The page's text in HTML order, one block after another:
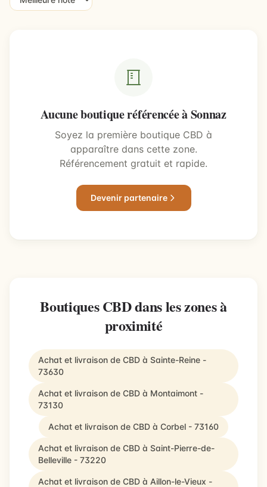
Aucune boutique référencée à Sonnaz
Soyez la première boutique CBD à
apparaître dans cette zone.
Référencement gratuit et rapide.
Devenir partenaire
Boutiques CBD dans les zones à
proximité
Achat et livraison de CBD à Sainte-Reine -
73630
Achat et livraison de CBD à Montaimont -
73130
Achat et livraison de CBD à Corbel - 73160
Achat et livraison de CBD à Saint-Pierre-de-
Belleville - 73220
Achat et livraison de CBD à Aillon-le-Vieux -